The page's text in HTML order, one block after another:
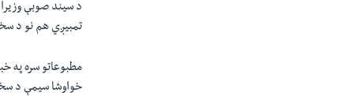
د سيند صوبې
تمبيږي هم نو د
مطبوعاتو سره په
خواوشا سيمې د